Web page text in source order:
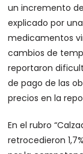
un incremento
explicado por
medicamentos
cambios de
reportaron
de pago de las
precios en la
En el rubro
retrocedieron